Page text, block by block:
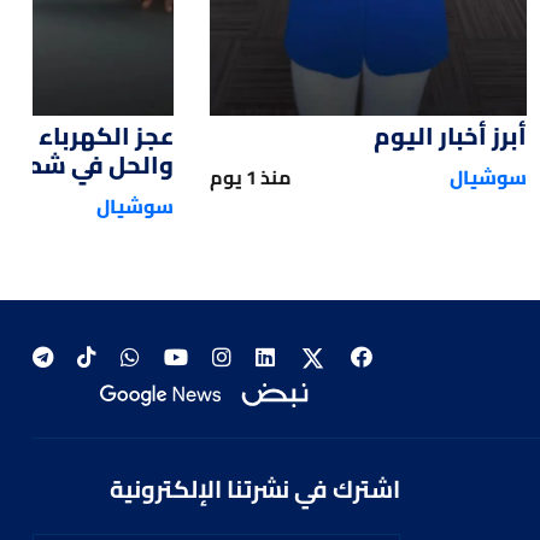
أبرز أخبار اليوم
سوشيال منذ 1 يوم
عجز الكهرباء
والحل في
سوشيال
اشترك في نشرتنا الإلكترونية